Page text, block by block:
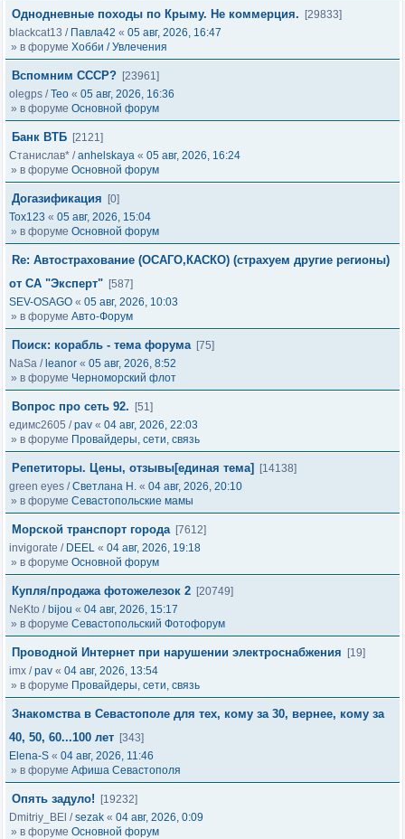
Однодневные походы по Крыму. Не коммерция.
[29833]
blackcat13 / Павла42 « 05 авг, 2026, 16:47
» в форуме Хобби / Увлечения
Вспомним СССР? [23961]
olegps /Тео « 05 авг, 2026, 16:36
» в форуме Основной форум
Банк ВТБ [2121]
Станислав* /anhelskaya « 05 авг, 2026, 16:24
» в форуме Основной форум
Догазификация
[0]
Tox123 « 05 авг, 2026, 15:04
» в форуме Основной форум
Re: Автострахование (ОСАГО,КАСКО) (страхуем другие регионы)
от СА "Эксперт" [587]
SEV-OSAGO « 05 авг, 2026, 10:03
» в форуме Авто-Форум
Поиск: корабль - тема форума [75]
NaSa / leanor « 05 авг, 2026, 8:52
» в форуме Черноморский флот
Вопрос про сеть 92.
[51]
едимс2605 /pav « 04 авг, 2026, 22:03
» в форуме Провайдеры, сети, связь
Репетиторы. Цены, отзывы[единая тема]
[14138]
green eyes /Светлана Н. « 04 авг, 2026, 20:10
» в форуме Севастопольские мамы
Морской транспорт города [7612]
invigorate / DEEL « 04 авг, 2026, 19:18
» в форуме Основной форум
Купля/продажа фотожелезок 2 [20749]
NeKto / bijou « 04 авг, 2026, 15:17
» в форуме Севастопольский Фотофорум
Проводной Интернет при нарушении электроснабжения
[19]
imx /pav « 04 авг, 2026, 13:54
» в форуме Провайдеры, сети, связь
Знакомства в Севастополе для тех, кому за 30, вернее, кому за
40, 50, 60...100 лет [343]
Elena-S « 04 авг, 2026, 11:46
» в форуме Афиша Севастополя
Опять задуло!
[19232]
Dmitriy_BEl /sezak « 04 авг, 2026, 0:09
» в форуме Основной форум